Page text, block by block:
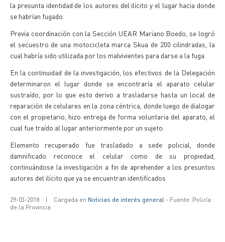
la presunta identidad de los autores del ilícito y el lugar hacia donde
se habrían fugado.
Previa coordinación con la Sección UEAR Mariano Boedo, se logró
el secuestro de una motocicleta marca Skua de 200 cilindradas, la
cual habría sido utilizada por los malvivientes para darse a la fuga.
En la continuidad de la investigación, los efectivos de la Delegación
determinaron el lugar donde se encontraría el aparato celular
sustraído, por lo que esto derivo a trasladarse hasta un local de
reparación de celulares en la zona céntrica, donde luego de dialogar
con el propietario, hizo entrega de forma voluntaria del aparato, el
cual fue traído al lugar anteriormente por un sujeto.
Elemento recuperado fue trasladado a sede policial, donde
damnificado reconoce el celular como de su propiedad,
continuándose la investigación a fin de aprehender a los presuntos
autores del ilícito que ya se encuentran identificados
29-03-2018 | Cargada en Noticias de interés general - Fuente: Policía
de la Provincia